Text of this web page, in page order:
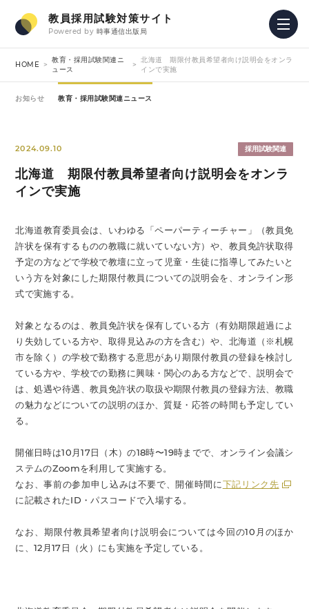
教員採用試験対策サイト
Powered by 時事通信出版局
HOME
教育・採用試験関連ニ
ュース
北海道 期限付教員希望者向け説明会をオンラ
インで実施
お知らせ 教育・採用試験関連ニュース
2024.09.10 採用試験関連
北海道 期限付教員希望者向け説明会をオンラ
インで実施
北海道教育委員会は、いわゆる「ペーパーティーチャー」（教員免
許状を保有するものの教職に就いていない方）や、教員免許状取得
予定の方などで学校で教壇に立って児童・生徒に指導してみたいと
いう方を対象にした期限付教員についての説明会を、オンライン形
式で実施する。
対象となるのは、教員免許状を保有している方（有効期限超過によ
り失効している方や、取得見込みの方を含む）や、北海道（※札幌
市を除く）の学校で勤務する意思があり期限付教員の登録を検討し
ている方や、学校での勤務に興味・関心のある方などで、説明会で
は、処遇や待遇、教員免許状の取扱や期限付教員の登録方法、教職
の魅力などについての説明のほか、質疑・応答の時間も予定してい
る。
開催日時は10月17日（木）の18時〜19時までで、オンライン会議シ
ステムのZoomを利用して実施する。
なお、事前の参加申し込みは不要で、開催時間に下記リンク先
に記載されたID・パスコードで入場する。
なお、期限付教員希望者向け説明会については今回の10月のほか
に、12月17日（火）にも実施を予定している。